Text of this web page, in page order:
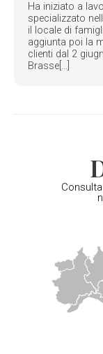
Ha iniziato a
specializzato
il locale di
aggiunta poi la
clienti dal 2
Brasse[...]